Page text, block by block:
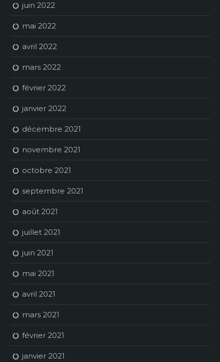
juin 2022
mai 2022
avril 2022
mars 2022
février 2022
janvier 2022
décembre 2021
novembre 2021
octobre 2021
septembre 2021
août 2021
juillet 2021
juin 2021
mai 2021
avril 2021
mars 2021
février 2021
janvier 2021